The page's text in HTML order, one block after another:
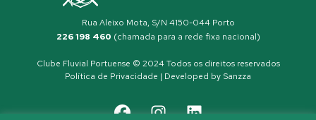
Rua Aleixo Mota, S/N 4150-044 Porto
226 198 460 (chamada para a rede fixa nacional)
Clube Fluvial Portuense © 2024 Todos os direitos reservados
Política de Privacidade | Developed by Sanzza